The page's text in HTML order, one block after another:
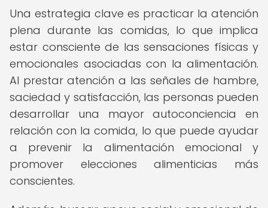
Una estrategia clave es practicar la atención
plena durante las comidas, lo que implica
estar consciente de las sensaciones físicas y
emocionales asociadas con la alimentación.
Al prestar atención a las señales de hambre,
saciedad y satisfacción, las personas pueden
desarrollar una mayor autoconciencia en
relación con la comida, lo que puede ayudar
a prevenir la alimentación emocional y
promover elecciones alimenticias más
conscientes.